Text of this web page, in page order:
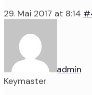
29. Mai 2017 at 8:14
admin
Keymaster